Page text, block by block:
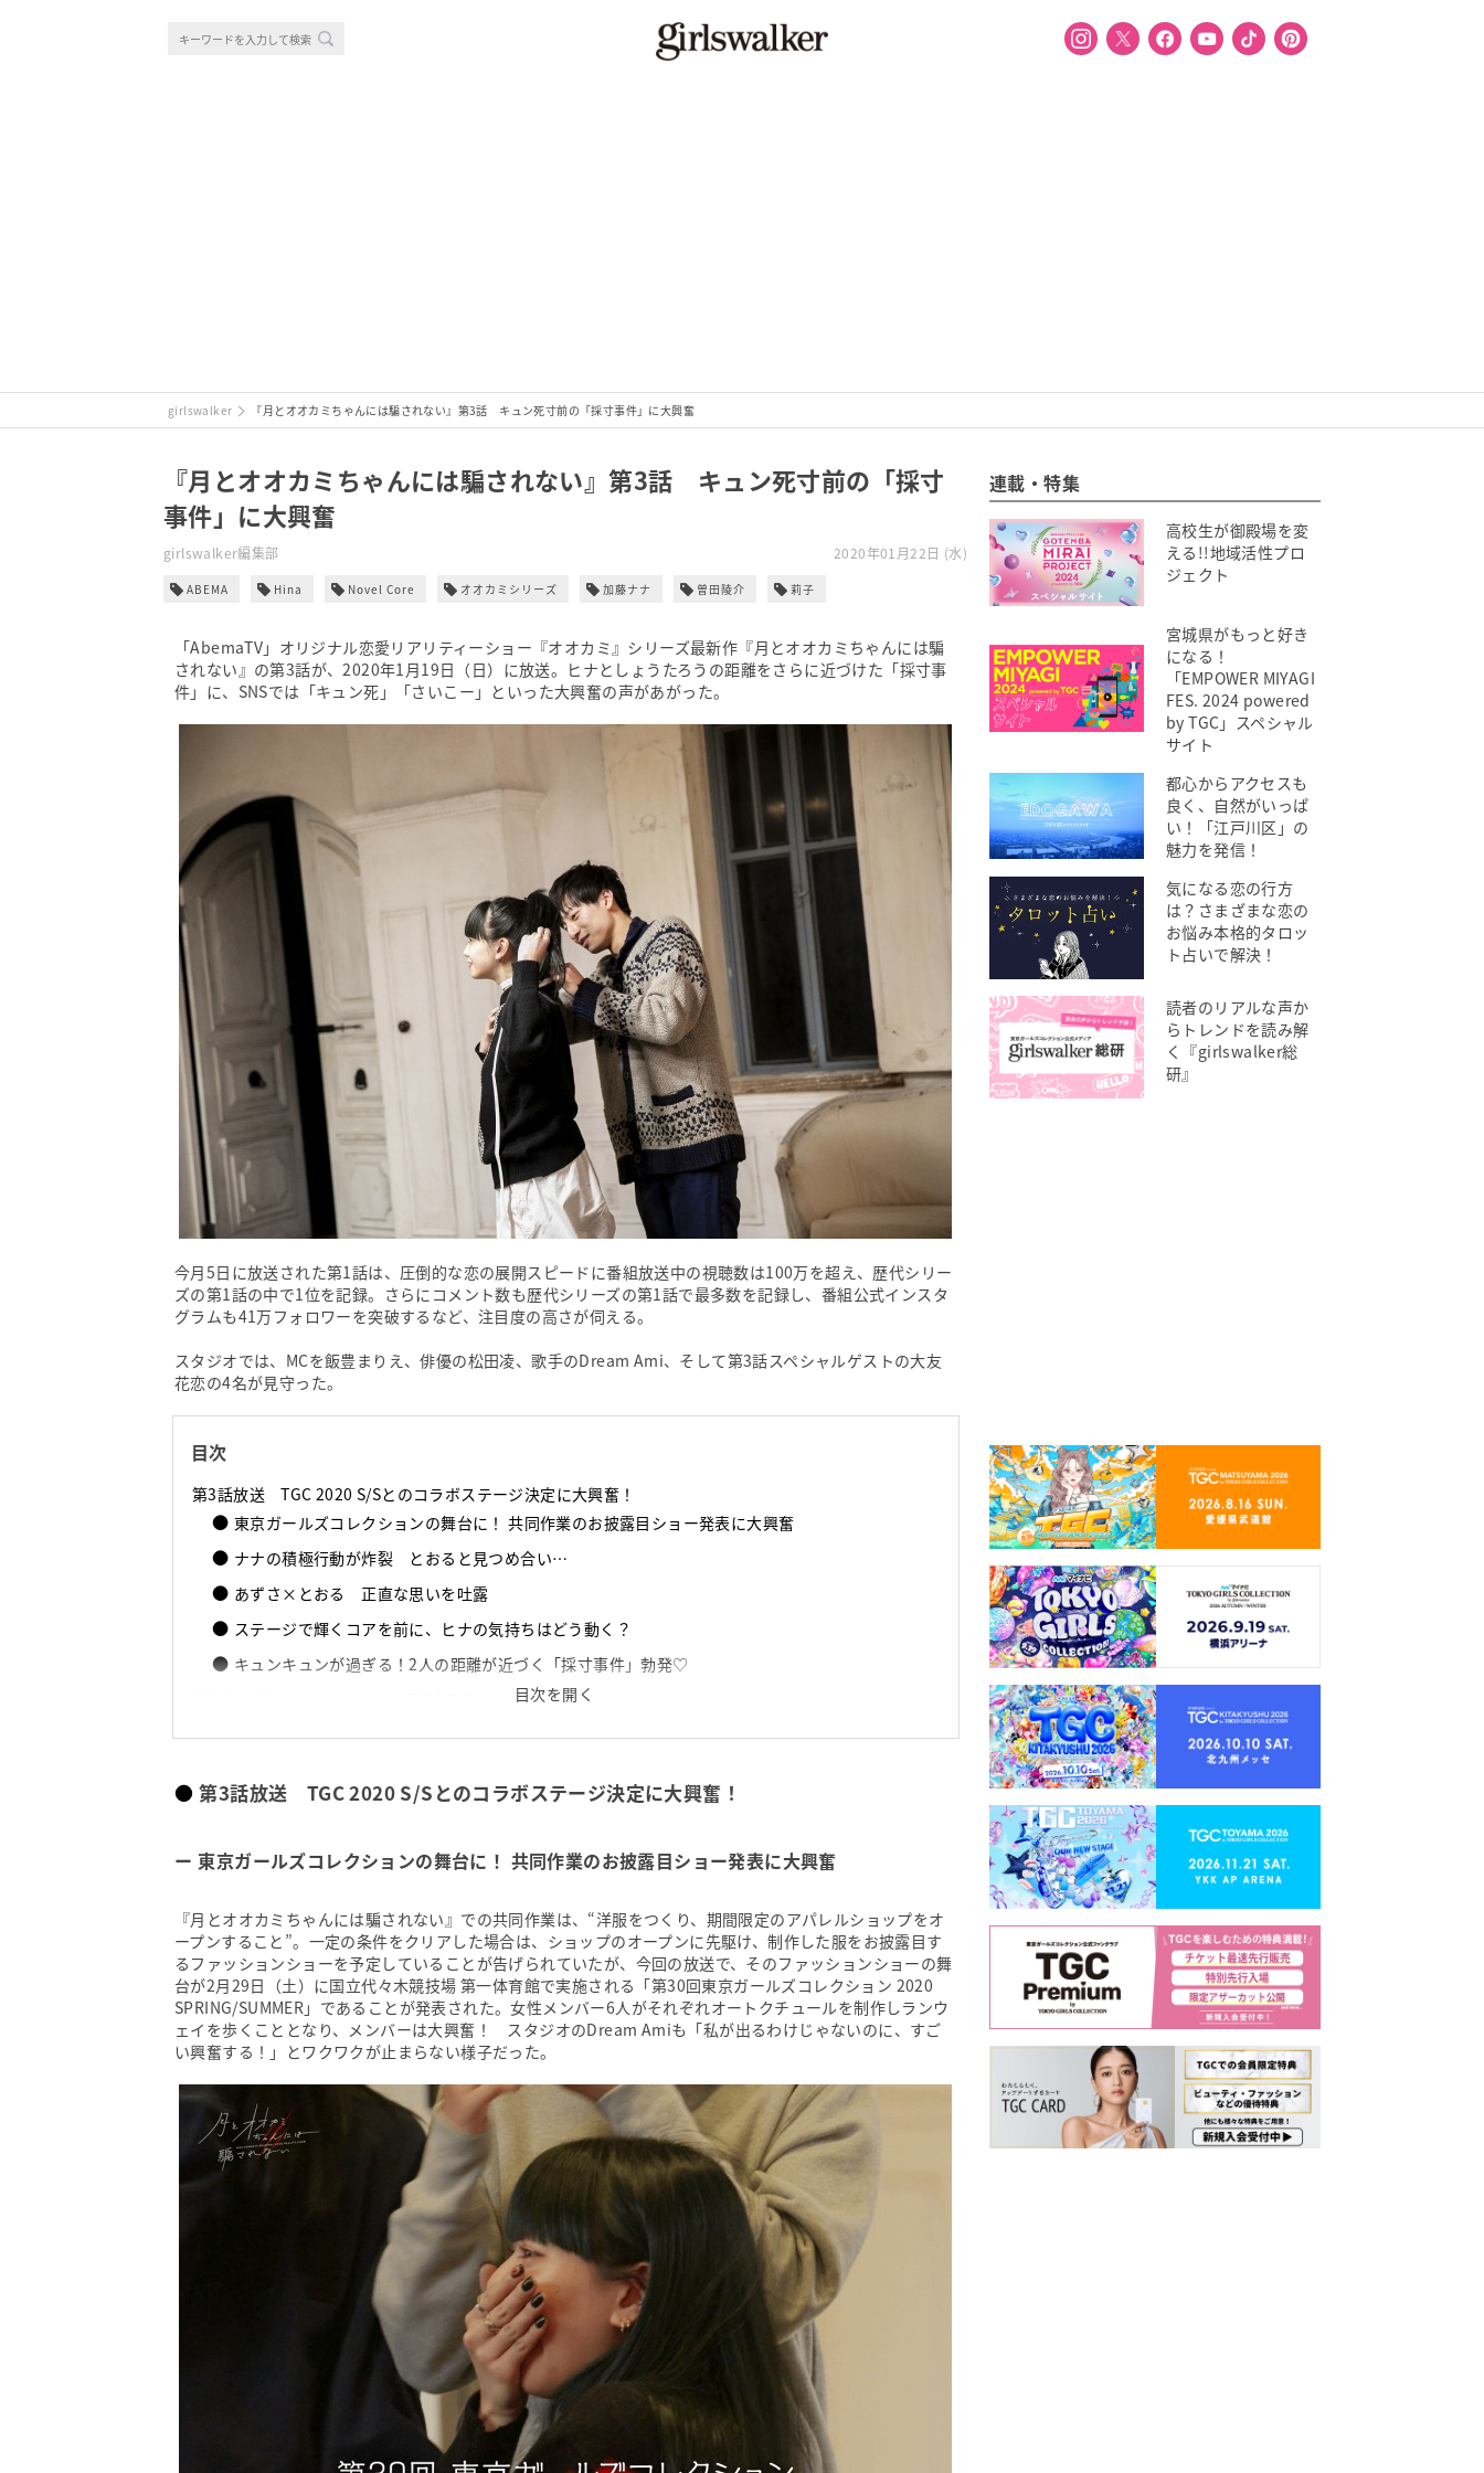
girlswalker 『月とオオカミちゃんには騙されない』第3話 キュン死寸前の「採寸事件」に大興奮
『月とオオカミちゃんには騙されない』第3話 キュン死寸前の「採寸
事件」に大興奮
girlswalker編集部 2020年01月22日 (水)
ABEMA Hina Novel Core オオカミシリーズ 加藤ナナ 曽田陵介 莉子
「AbemaTV」オリジナル恋愛リアリティーショー『オオカミ』シリーズ最新作『月とオオカミちゃんには騙
されない』の第3話が、2020年1月19日（日）に放送。ヒナとしょうたろうの距離をさらに近づけた「採寸事
件」に、SNSでは「キュン死」「さいこー」といった大興奮の声があがった。
今月5日に放送された第1話は、圧倒的な恋の展開スピードに番組放送中の視聴数は100万を超え、歴代シリー
ズの第1話の中で1位を記録。さらにコメント数も歴代シリーズの第1話で最多数を記録し、番組公式インスタ
グラムも41万フォロワーを突破するなど、注目度の高さが伺える。
スタジオでは、MCを飯豊まりえ、俳優の松田凌、歌手のDream Ami、そして第3話スペシャルゲストの大友
花恋の4名が見守った。
目次
第3話放送 TGC 2020 S/Sとのコラボステージ決定に大興奮！
東京ガールズコレクションの舞台に！ 共同作業のお披露目ショー発表に大興奮
ナナの積極行動が炸裂 とおると見つめ合い…
あずさ×とおる 正直な思いを吐露
ステージで輝くコアを前に、ヒナの気持ちはどう動く？
キュンキュンが過ぎる！2人の距離が近づく「採寸事件」勃発♡
視聴者の反応は？ SNSでも「採寸事件」に大興奮
「月とオオカミちゃんには騙されない」男女メンバー11名
目次を開く
第3話放送 TGC 2020 S/Sとのコラボステージ決定に大興奮！
東京ガールズコレクションの舞台に！ 共同作業のお披露目ショー発表に大興奮
『月とオオカミちゃんには騙されない』での共同作業は、“洋服をつくり、期間限定のアパレルショップをオ
ープンすること”。一定の条件をクリアした場合は、ショップのオープンに先駆け、制作した服をお披露目す
るファッションショーを予定していることが告げられていたが、今回の放送で、そのファッションショーの舞
台が2月29日（土）に国立代々木競技場 第一体育館で実施される「第30回東京ガールズコレクション 2020
SPRING/SUMMER」であることが発表された。女性メンバー6人がそれぞれオートクチュールを制作しランウ
ェイを歩くこととなり、メンバーは大興奮！ スタジオのDream Amiも「私が出るわけじゃないのに、すご
い興奮する！」とワクワクが止まらない様子だった。
連載・特集
高校生が御殿場を変
える!!地域活性プロ
ジェクト
宮城県がもっと好き
になる！
「EMPOWER MIYAGI
FES. 2024 powered
by TGC」スペシャル
サイト
都心からアクセスも
良く、自然がいっぱ
い！「江戸川区」の
魅力を発信！
気になる恋の行方
は？さまざまな恋の
お悩み本格的タロッ
ト占いで解決！
読者のリアルな声か
らトレンドを読み解
く『girlswalker総
研』